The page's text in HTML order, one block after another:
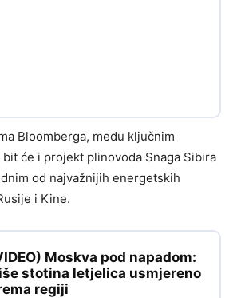
Bloomberga, među ključnim
će i projekt plinovoda Snaga Sibira
od najvažnijih energetskih
i Kine.
Moskva pod napadom:
stotina letjelica usmjereno
regiji